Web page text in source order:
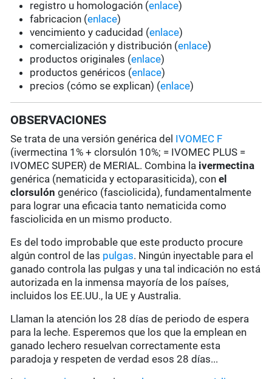
registro u homologación (enlace)
fabricacion (enlace)
vencimiento y caducidad (enlace)
comercialización y distribución (enlace)
productos originales (enlace)
productos genéricos (enlace)
precios (cómo se explican) (enlace)
OBSERVACIONES
Se trata de una versión genérica del IVOMEC F
(ivermectina 1% + clorsulón 10%; = IVOMEC PLUS =
IVOMEC SUPER) de MERIAL. Combina la ivermectina
genérica (nematicida y ectoparasiticida), conel
clorsulón genérico (fasciolicida), fundamentalmente
para lograr una eficacia tanto nematicida como
fasciolicida en un mismo producto.
Es del todo improbable que este producto procure
algún control de las pulgas. Ningún inyectable para el
ganado controla las pulgas y una tal indicación no está
autorizada en la inmensa mayoría de los países,
incluidos los EE.UU., la UE y Australia.
Llaman la atención los 28 días de periodo de espera
para la leche. Esperemos que los que la emplean en
ganado lechero resuelvan correctamente esta
paradoja y respeten de verdad esos 28 días...